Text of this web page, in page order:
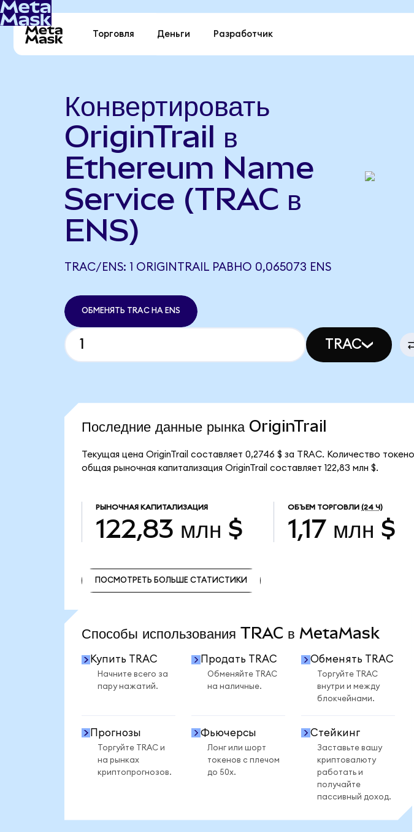
Торговля Деньги Разработчик
Конвертировать
OriginTrail в
Ethereum Name
Service (TRAC в
ENS)
TRAC/ENS: 1 ORIGINTRAIL РАВНО 0,065073 ENS
ОБМЕНЯТЬ TRAC НА ENS
TRAC
Последние данные рынка OriginTrail
Текущая цена OriginTrail составляет 0,2746 $ за TRAC. Количество
общая рыночная капитализация OriginTrail составляет 122,83 млн $.
РЫНОЧНАЯ КАПИТАЛИЗАЦИЯ
122,83 млн $
ОБЪЕМ ТОРГОВЛИ (24 Ч)
1,17 млн $
ПОСМОТРЕТЬ БОЛЬШЕ СТАТИСТИКИ
Способы использования TRAC в MetaMask
Купить TRAC
Начните всего за
пару нажатий.
Продать TRAC
Обменяйте TRAC
на наличные.
Обменять TRAC
Торгуйте TRAC
внутри и между
блокчейнами.
Прогнозы
Торгуйте TRAC и
на рынках
криптопрогнозов.
Фьючерсы
Лонг или шорт
токенов с плечом
до 50x.
Стейкинг
Заставьте вашу
криптовалюту
работать и
получайте
пассивный доход.